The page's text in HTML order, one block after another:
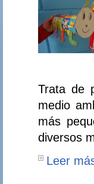
Trata de
medio
más
diversos
Leer